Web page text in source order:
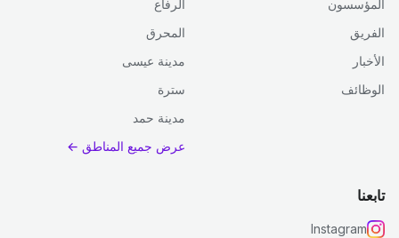
المؤسسون
الفريق
الأخبار
الوظائف
الرفاع
المحرق
مدينة عيسى
سترة
مدينة حمد
عرض جميع المناطق ←
تابعنا
Instagram